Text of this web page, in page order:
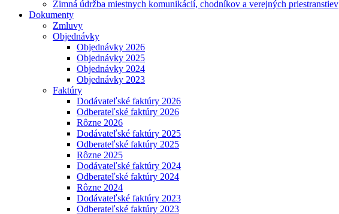
Zimná údržba miestnych komunikácií, chodníkov a verejných priestranstiev
Dokumenty
Zmluvy
Objednávky
Objednávky 2026
Objednávky 2025
Objednávky 2024
Objednávky 2023
Faktúry
Dodávateľské faktúry 2026
Odberateľské faktúry 2026
Rôzne 2026
Dodávateľské faktúry 2025
Odberateľské faktúry 2025
Rôzne 2025
Dodávateľské faktúry 2024
Odberateľské faktúry 2024
Rôzne 2024
Dodávateľské faktúry 2023
Odberateľské faktúry 2023